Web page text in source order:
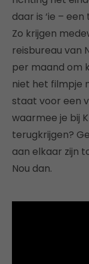
daar is ‘ie –
Zo krijgen
reisbureau van
per maand om
niet het filmpje
staat voor een
waarmee je bij
terugkrijgen?
aan elkaar zijn
Nou dan.